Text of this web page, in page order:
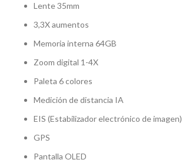
Lente 35mm
3,3X aumentos
Memoria interna 64GB
Zoom digital 1-4X
Paleta 6 colores
Medición de distancia IA
EIS (Estabilizador electrónico de imagen)
GPS
Pantalla OLED